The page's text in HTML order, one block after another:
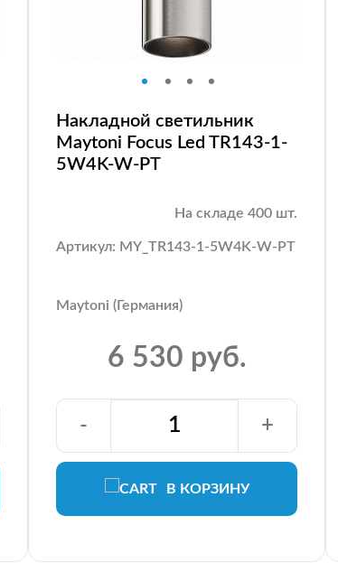
Накладной светильник
Maytoni Focus Led TR143-1-
5W4K-W-PT
На складе 400 шт.
Артикул: MY_TR143-1-5W4K-W-PT
Maytoni (Германия)
6 530 руб.
В КОРЗИНУ
- +